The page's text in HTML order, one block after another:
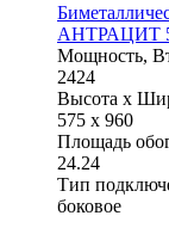
АНТРАЦИТ
Мощность,
2424
Высота x
575 x 960
Площадь
24.24
Тип
боковое